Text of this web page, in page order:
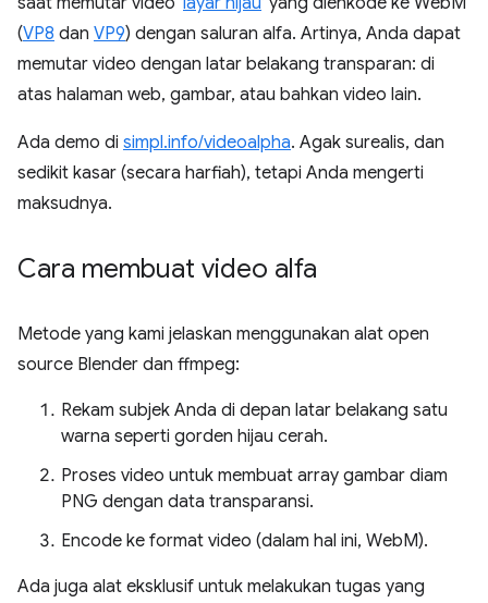
(VP8 dan VP9) dengan saluran alfa. Artinya, Anda dapat
memutar video dengan latar belakang transparan: di
atas halaman web, gambar, atau bahkan video lain.
Ada demo di simpl.info/videoalpha. Agak surealis, dan
sedikit kasar (secara harfiah), tetapi Anda mengerti
maksudnya.
Cara membuat video alfa
Metode yang kami jelaskan menggunakan alat open
source Blender dan ffmpeg:
Rekam subjek Anda di depan latar belakang satu
warna seperti gorden hijau cerah.
Proses video untuk membuat array gambar diam
PNG dengan data transparansi.
Encode ke format video (dalam hal ini, WebM).
Ada juga alat eksklusif untuk melakukan tugas yang